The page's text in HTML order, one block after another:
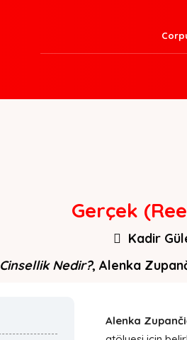
Gerçek
Kadir
Cinsellik Nedir?, Alenka
Alenka